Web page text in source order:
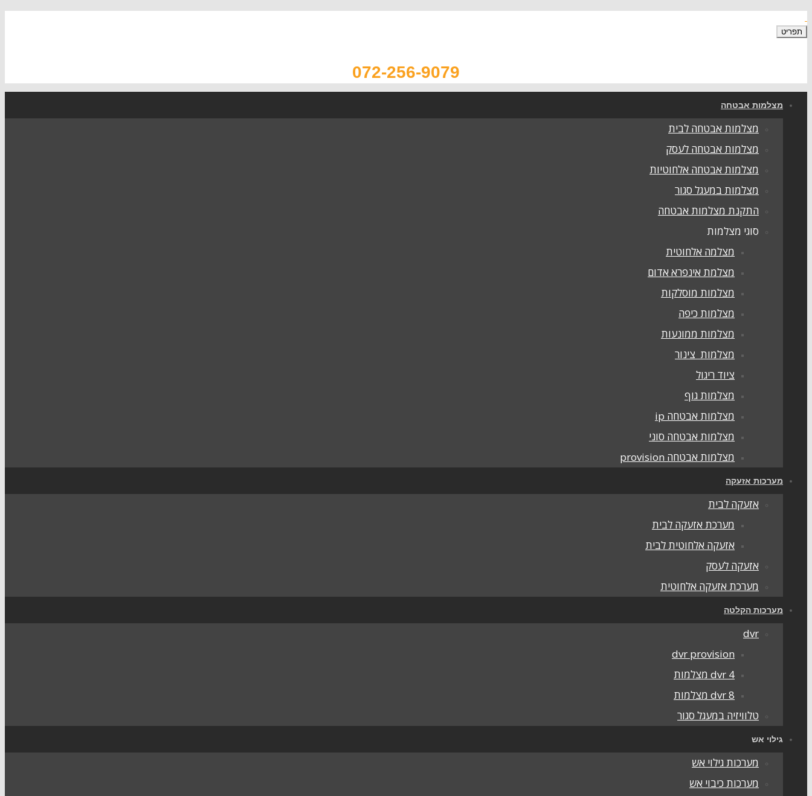
תפריט
072-256-9079
מצלמות אבטחה
מצלמות אבטחה לבית
מצלמות אבטחה לעסק
מצלמות אבטחה אלחוטיות
מצלמות במעגל סגור
התקנת מצלמות אבטחה
סוגי מצלמות
מצלמה אלחוטית
מצלמת אינפרא אדום
מצלמות מוסלקות
מצלמות כיפה
מצלמות ממונעות
מצלמות צינור
ציוד ריגול
מצלמות גוף
מצלמות אבטחה ip
מצלמות אבטחה סוני
מצלמות אבטחה provision
מערכות אזעקה
אזעקה לבית
מערכת אזעקה לבית
אזעקה אלחוטית לבית
אזעקה לעסק
מערכת אזעקה אלחוטית
מערכות הקלטה
dvr
dvr provision
dvr 4 מצלמות
dvr 8 מצלמות
טלוויזיה במעגל סגור
גילוי אש
מערכות גילוי אש
מערכות כיבוי אש